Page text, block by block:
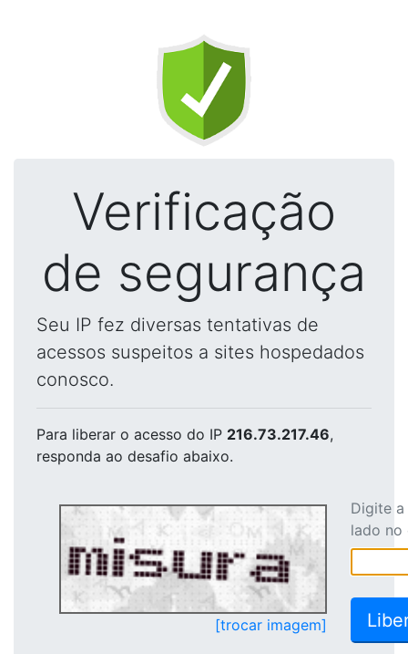
Verificação
de segurança
Seu IP fez diversas tentativas de
acessos suspeitos a sites hospedados
conosco.
Para liberar o acesso do IP 216.73.217.46,
responda ao desafio abaixo.
[trocar imagem]
Digite
lado no